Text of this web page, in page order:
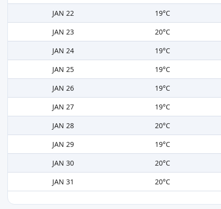
JAN 22
19°C
JAN 23
20°C
JAN 24
19°C
JAN 25
19°C
JAN 26
19°C
JAN 27
19°C
JAN 28
20°C
JAN 29
19°C
JAN 30
20°C
JAN 31
20°C